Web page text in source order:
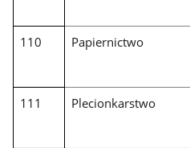
110 Papiernictwo
111 Plecionkarstwo